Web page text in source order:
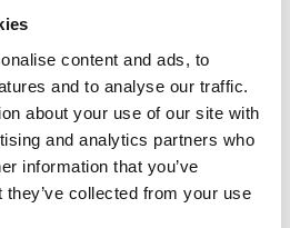
content and ads, to
and to analyse our traffic.
about your use of our site with
and analytics partners who
information that you’ve
collected from your use
a sportmotiváció keverékén
fejlesztése
és élményszerzésen